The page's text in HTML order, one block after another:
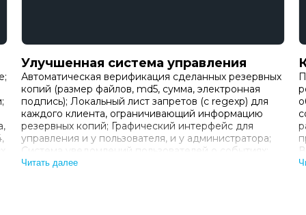
Улучшенная система управления
Автоматическая верификация сделанных резервных
копий (размер файлов, md5, сумма, электронная
подпись); Локальный лист запретов (с regexp) для
каждого клиента, ограничивающий информацию
резервных копий; Графический интерфейс для
управления и у пользователя, и у администратора;
Система уведомлений пользователей о событиях;
Аналитика — планирование копирования с
Читать далее